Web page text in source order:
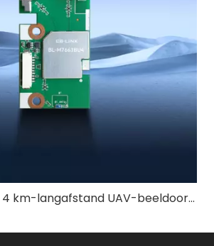
Hoe verseker 'n 4 km-langafstand UAV-beeldoordragstelsel stabiele videokwaliteit?